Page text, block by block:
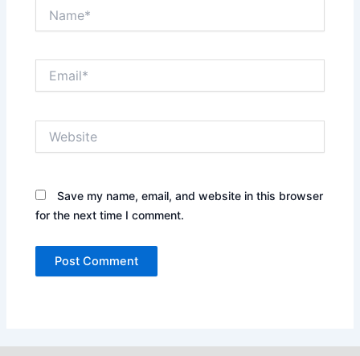
Save my name, email, and website in this browser
for the next time I comment.